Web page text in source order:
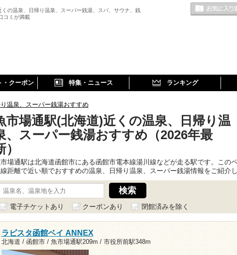
の温泉、日帰り温泉、スーパー銭湯、スパ、サウナ、銭
コミが満載
・クーポン 特集・ニュース ランキング
温泉、スーパー銭湯おすすめ
市場通駅(北海道)近くの温泉、日帰り温
、スーパー銭湯おすすめ（2026年最
）
場通駅は北海道函館市にある函館市電本線湯川線などが走る駅です。この
距離で近い順でおすすめの温泉、日帰り温泉、スーパー銭湯情報をご紹介し
電子チケットあり クーポンあり 閉館済みを除く
ラビスタ函館ベイ ANNEX
北海道 / 函館市 / 魚市場通駅209m / 市役所前駅348m